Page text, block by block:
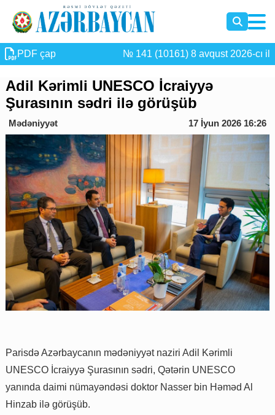
PDF çap № 141 (10161) 8 avqust 2026-cı il
Adil Kərimli UNESCO İcraiyyə
Şurasının sədri ilə görüşüb
Mədəniyyət 17 İyun 2026 16:26
Parisdə Azərbaycanın mədəniyyət naziri Adil Kərimli
UNESCO İcraiyyə Şurasının sədri, Qətərin UNESCO
yanında daimi nümayəndəsi doktor Nasser bin Həməd Al
Hinzab ilə görüşüb.